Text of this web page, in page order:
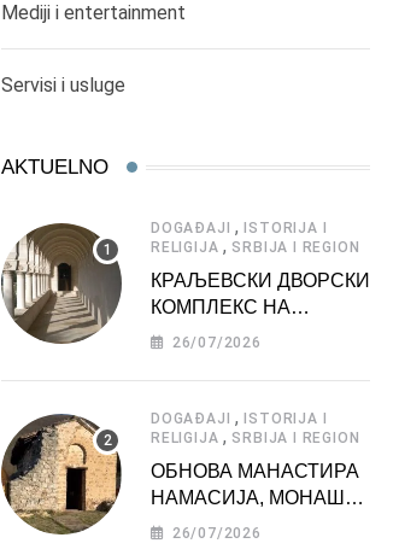
Mediji i entertainment
Servisi i usluge
AKTUELNO
DOGAĐAJI , ISTORIJA I
RELIGIJA , SRBIJA I REGION
КРАЉЕВСКИ ДВОРСКИ
КОМПЛЕКС НА
ДЕДИЊУ –
АТРАКЦИЈА
26/07/2026
DOGAĐAJI , ISTORIJA I
RELIGIJA , SRBIJA I REGION
ОБНОВА МАНАСТИРА
НАМАСИЈА, МОНАШКЕ
ЗАДУЖБИНЕ
26/07/2026